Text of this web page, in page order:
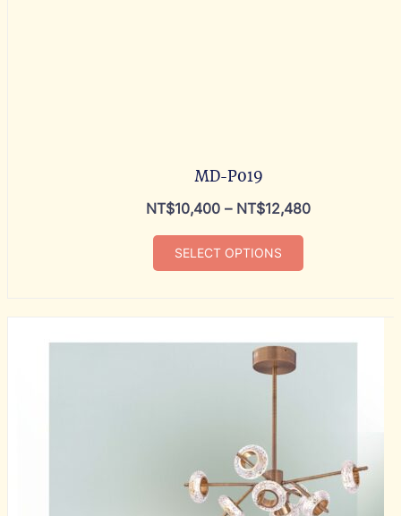
MD-P019
NT$10,400 – NT$12,480
SELECT OPTIONS